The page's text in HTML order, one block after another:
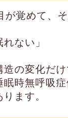
が覚めて、
ない」
の変化だけ
眠時無呼吸
ます。